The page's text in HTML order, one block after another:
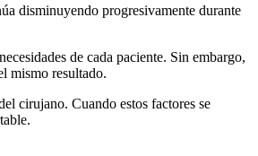
disminuyendo progresivamente durante
de cada paciente. Sin embargo,
mismo resultado.
cirujano. Cuando estos factores se